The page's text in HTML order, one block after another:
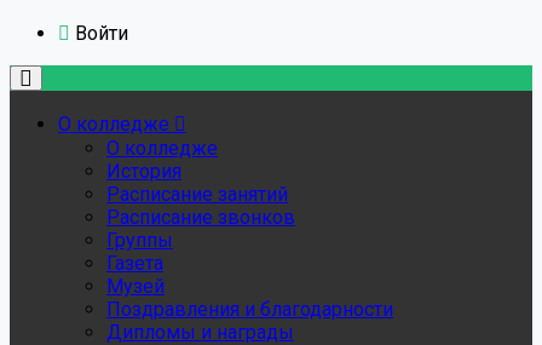
Войти
О колледже
О колледже
История
Расписание занятий
Расписание звонков
Группы
Газета
Музей
Поздравления и благодарности
Дипломы и награды